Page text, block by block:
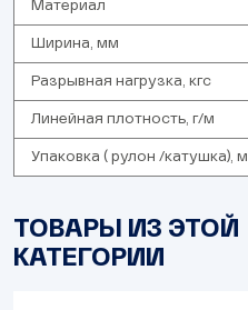
Материал
Ширина, мм
Разрывная нагрузка, кгс
Линейная плотность, г/м
Упаковка ( рулон /катушка), м
ТОВАРЫ ИЗ ЭТОЙ
КАТЕГОРИИ